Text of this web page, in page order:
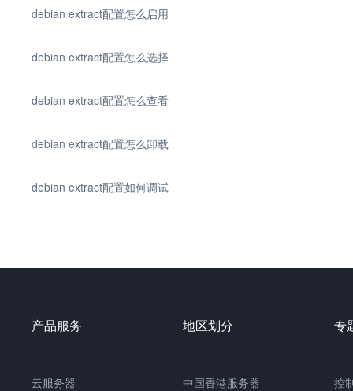
debian extract配置怎么启用
debian extract配置怎么选择
debian extract配置怎么查看
debian extract配置怎么卸载
debian extract配置如何调试
产品服务
云服务器
地区划分
中国香港服务器
专
控